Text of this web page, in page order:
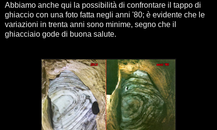
Abbiamo anche qui la possibilità di confrontare il tappo di
ghiaccio con una foto fatta negli anni '80; è evidente che le
variazioni in trenta anni sono minime, segno che il
ghiacciaio gode di buona salute.